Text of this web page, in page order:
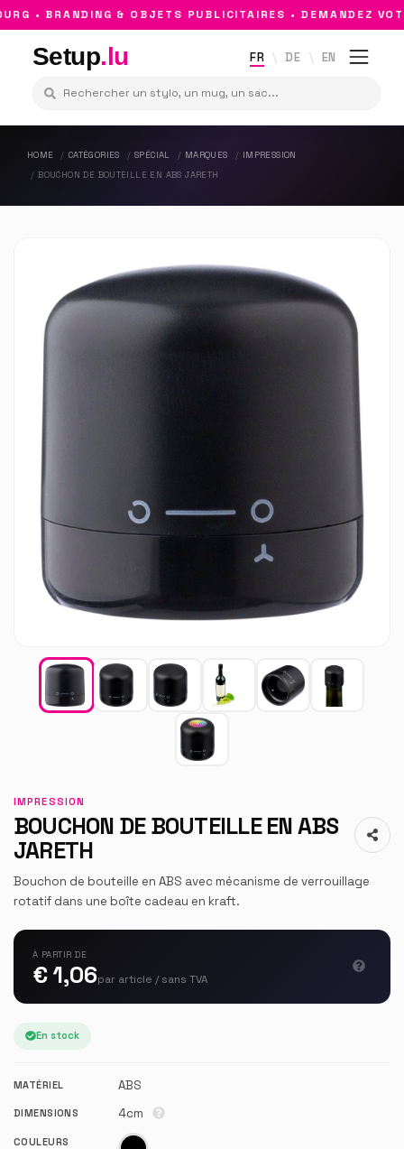
• BRANDING & OBJETS PUBLICITAIRES • DEMANDEZ
Setup.lu FR DE EN
HOME CATÉGORIES SPÉCIAL MARQUES
IMPRESSION
BOUCHON DE BOUTEILLE EN ABS JARETH
IMPRESSION
BOUCHON DE BOUTEILLE EN ABS
JARETH
Bouchon de bouteille en ABS avec mécanisme de verrouillage
rotatif dans une boîte cadeau en kraft.
À PARTIR DE
€ 1,06par article / sans TVA
En stock
MATÉRIEL ABS
DIMENSIONS 4cm
COULEURS